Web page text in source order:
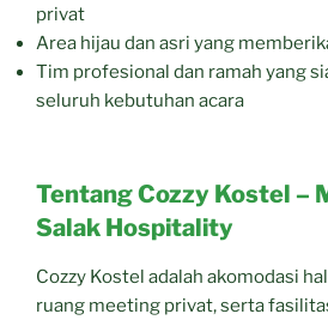
privat
Area hijau dan asri yang
Tim profesional dan ramah yang
seluruh kebutuhan acara
Tentang Cozzy Kostel –
Salak Hospitality
Cozzy Kostel adalah akomodasi
ruang meeting privat, serta